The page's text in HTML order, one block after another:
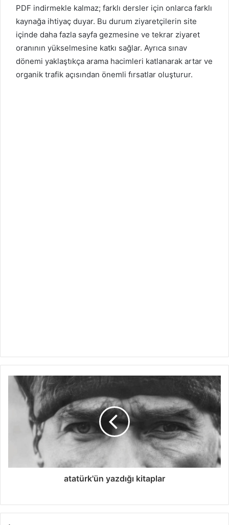
PDF indirmekle kalmaz; farklı dersler için onlarca farklı
kaynağa ihtiyaç duyar. Bu durum ziyaretçilerin site
içinde daha fazla sayfa gezmesine ve tekrar ziyaret
oranının yükselmesine katkı sağlar. Ayrıca sınav
dönemi yaklaştıkça arama hacimleri katlanarak artar ve
organik trafik açısından önemli fırsatlar oluşturur.
atatürk'ün yazdığı kitaplar